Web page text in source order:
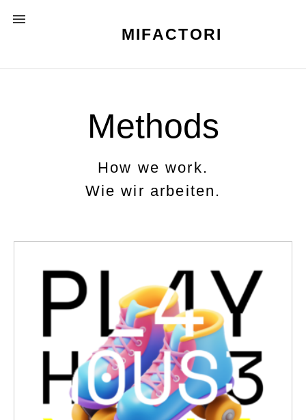
MENU
MIFACTORI
Methods
How we work.
Wie wir arbeiten.